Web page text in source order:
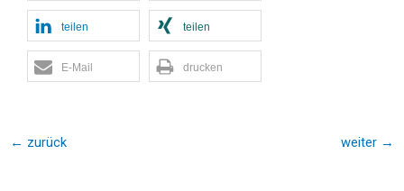
teilen teilen
E-Mail drucken
← zurück weiter →